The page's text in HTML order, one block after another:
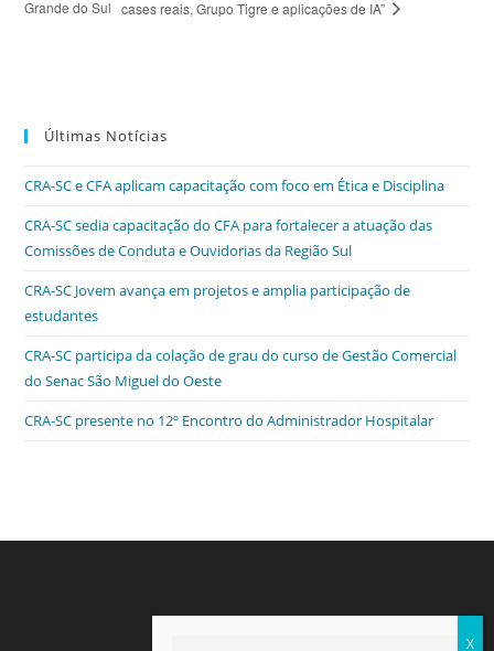
Grande do Sul cases reais, Grupo Tigre e aplicações de IA”
Últimas Notícias
CRA-SC e CFA aplicam capacitação com foco em Ética e Disciplina
CRA-SC sedia capacitação do CFA para fortalecer a atuação das
Comissões de Conduta e Ouvidorias da Região Sul
CRA-SC Jovem avança em projetos e amplia participação de
estudantes
CRA-SC participa da colação de grau do curso de Gestão Comercial
do Senac São Miguel do Oeste
CRA-SC presente no 12º Encontro do Administrador Hospitalar